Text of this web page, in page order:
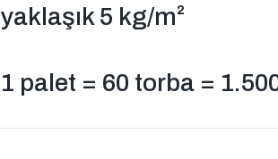
yaklaşık 5 kg/m²
1 palet = 60 torba =